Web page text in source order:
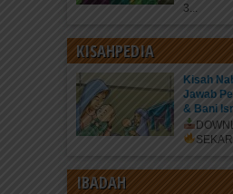
3...
KISAHPEDIA
Kisah
Jawab
& Bani
IBADAH